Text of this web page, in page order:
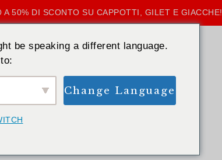
50% DI SCONTO SU CAPPOTTI, GILET E GIACCHE!
di luna
be speaking a different language.
Change Language